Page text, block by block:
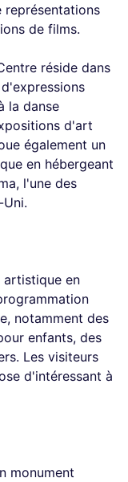
de films.
réside dans
la danse
d'art
également un
en hébergeant
l'une des
artistique en
notamment des
enfants, des
Les visiteurs
d'intéressant à
monument